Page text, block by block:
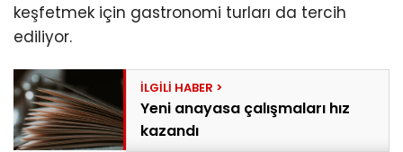
keşfetmek için gastronomi turları da tercih
ediliyor.
Yeni anayasa çalışmaları hız
kazandı